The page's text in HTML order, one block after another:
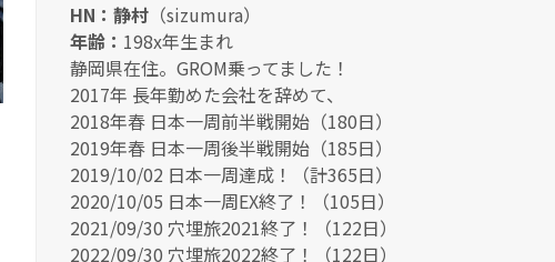
HN：静村 （sizumura）
年齢： 198x年生まれ
静岡県在住。GROM乗ってました！
2017年 長年勤めた会社を辞めて、
2018年春 日本一周前半戦開始（180日）
2019年春 日本一周後半戦開始（185日）
2019/10/02 日本一周達成！（計365日）
2020/10/05 日本一周EX終了！（105日）
2021/09/30 穴埋旅2021終了！（122日）
2022/09/30 穴埋旅2022終了！（122日）